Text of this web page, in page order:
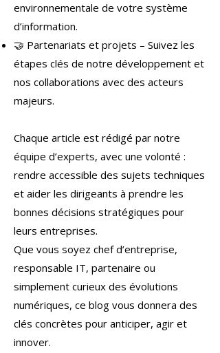
environnementale de votre système
d’information.
🤝 Partenariats et projets – Suivez les
étapes clés de notre développement et
nos collaborations avec des acteurs
majeurs.
Chaque article est rédigé par notre
équipe d’experts, avec une volonté :
rendre accessible des sujets techniques
et aider les dirigeants à prendre les
bonnes décisions stratégiques pour
leurs entreprises.
Que vous soyez chef d’entreprise,
responsable IT, partenaire ou
simplement curieux des évolutions
numériques, ce blog vous donnera des
clés concrètes pour anticiper, agir et
innover.